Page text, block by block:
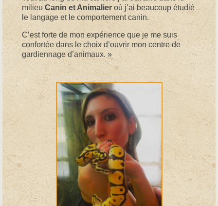
milieuCanin et Animalieroù j’ai beaucoup étudié
le langage et le comportement canin.
C’est forte de mon expérience que je me suis
confortée dans le choix d’ouvrir mon centre de
gardiennage d’animaux. »